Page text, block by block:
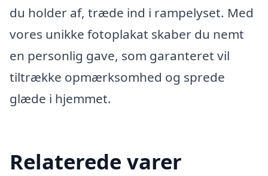
du holder af, træde ind i rampelyset. Med
vores unikke fotoplakat skaber du nemt
en personlig gave, som garanteret vil
tiltrække opmærksomhed og sprede
glæde i hjemmet.
Relaterede varer